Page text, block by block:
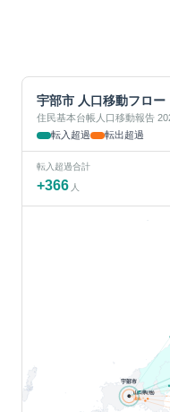
宇部市 人口移動フロー
住民基本台帳人口移動報告
転入超過
転出超過
転入超過合計
+366 人
山口県(他)
-84
宇部市